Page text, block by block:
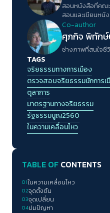
สอนหนังสือที่คณ
สอนและเขียนหนั
และสังคมไทย เว
สอบสวน และเชีย
เปลี่ยนแปลงโล
หนุ่มสาว
Co-author
ศุภกิจ พิทักษ์
ช่างภาพที่สนใจชี
TAGS
จริยธรรมทางการเมือง
ตรวจสอบจริยธรรมนักการเ
ตุลาการ
มาตรฐานทางจริยธรรม
รัฐธรรมนูญ2560
ในความเคลื่อนไหว
TABLE OF CONTENTS
01ในความเคลื่อนไหว
02จุดตั้งต้น
03จุดเปลี่ยน
04ปมปัญหา